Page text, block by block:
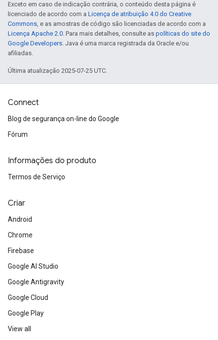
Exceto em caso de indicação contrária, o conteúdo desta página é
licenciado de acordo com a Licença de atribuição 4.0 do Creative
Commons, e as amostras de código são licenciadas de acordo com a
Licença Apache 2.0. Para mais detalhes, consulte as políticas do site do
Google Developers. Java é uma marca registrada da Oracle e/ou
afiliadas.
Última atualização 2025-07-25 UTC.
Connect
Blog de segurança on-line do Google
Fórum
Informações do produto
Termos de Serviço
Criar
Android
Chrome
Firebase
Google AI Studio
Google Antigravity
Google Cloud
Google Play
View all